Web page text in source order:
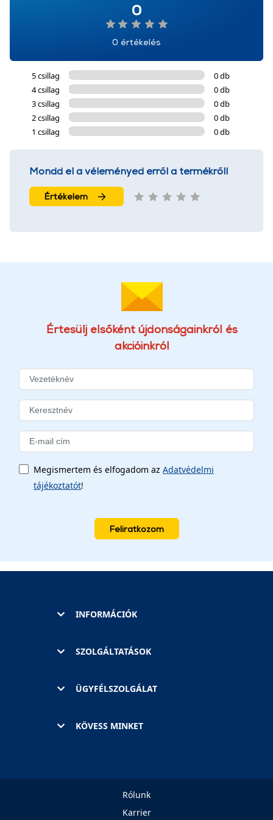
0
0 értékelés
5 csillag
0 db
4 csillag
0 db
3 csillag
0 db
2 csillag
0 db
1 csillag
0 db
Mondd el a véleményed erről a termékről!
Értékelem
Értesülj elsőként újdonságainkról és
akcióinkról
Megismertem és elfogadom az Adatvédelmi
tájékoztatót!
Feliratkozom
INFORMÁCIÓK
SZOLGÁLTATÁSOK
ÜGYFÉLSZOLGÁLAT
KÖVESS MINKET
Rólunk
Karrier